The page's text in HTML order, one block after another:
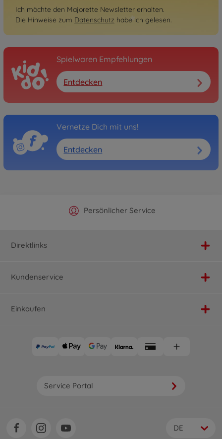
Ich möchte den Majorette Newsletter erhalten.
Die Hinweise zum Datenschutz habe ich gelesen.
Spielwaren Empfehlungen
Entdecken
Vernetze Dich mit uns!
Entdecken
Offizieller Hersteller Shop
Persönlicher Service
Versandkostenfrei ab 25€
Schnelle Lieferung
Direktlinks
Kundenservice
Einkaufen
Service Portal
DE